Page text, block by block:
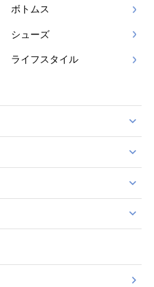
ボトムス
シューズ
ライフスタイル